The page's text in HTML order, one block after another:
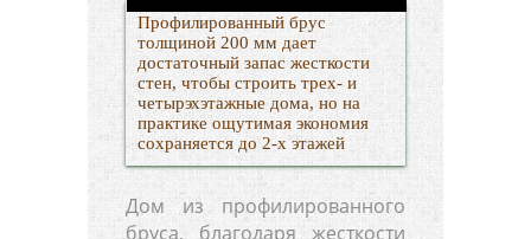
Профилированный брус
толщиной 200 мм дает
достаточный запас жесткости
стен, чтобы строить трех- и
четырэхэтажные дома, но на
практике ощутимая экономия
сохраняется до 2-х этажей
Дом из профилированного
бруса, благодаря жесткости